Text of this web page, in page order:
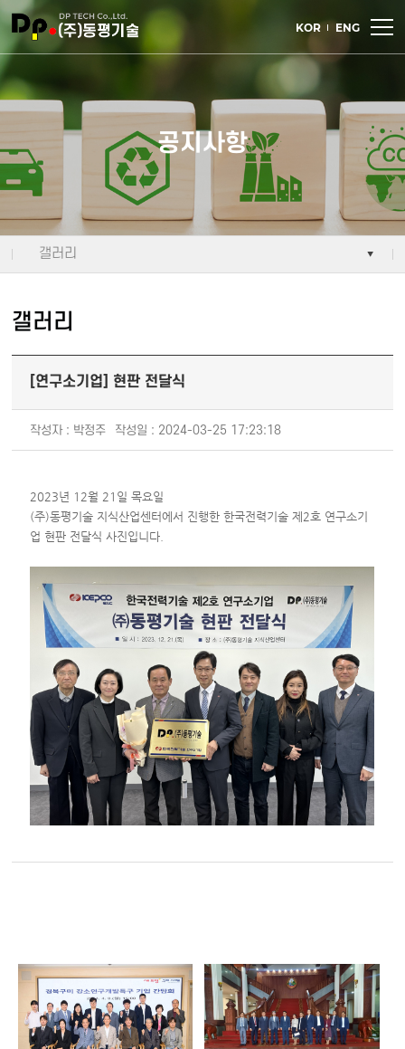
주메뉴 바로가기
컨텐츠 바로가기
KOR ENG
공지사항
갤러리
갤러리
[연구소기업] 현판 전달식
작성자 : 박정주 작성일 : 2024-03-25 17:23:18
2023년 12월 21일 목요일
(주)동평기술 지식산업센터에서 진행한 한국전력기술 제2호 연구소기
업 현판 전달식 사진입니다.